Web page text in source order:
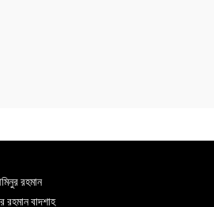
রহমান
বাদশাহ